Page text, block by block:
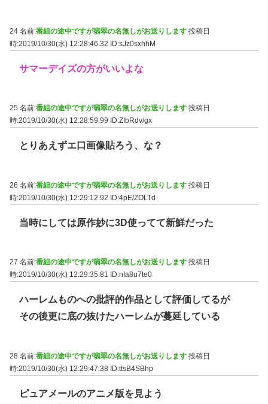
24 名前:番組の途中ですが翡翠の名無しがお送りします 投稿日
時:2019/10/30(水) 12:28:46.32 ID:sJz0sxhhM
サマーデイズの方がいいよな
25 名前:番組の途中ですが翡翠の名無しがお送りします 投稿日
時:2019/10/30(水) 12:28:59.99
ID:ZIbRdv/gx
とりあえずエ口画像貼ろう、な？
26 名前:番組の途中ですが翡翠の名無しがお送りします 投稿日
時:2019/10/30(水) 12:29:12.92 ID:4pE/ZOLTd
当時にしては原作妙に3D使ってて新鮮だった
27 名前:番組の途中ですが翡翠の名無しがお送りします 投稿日
時:2019/10/30(水) 12:29:35.81
ID:nIa8u7te0
ハーレムものへの批評的作品として評価してるが
その後更に底の抜けたハーレムが蔓延している
28 名前:番組の途中ですが翡翠の名無しがお送りします 投稿日
時:2019/10/30(水) 12:29:47.38 ID:ttsB4SBhp
ピュアメールのアニメ版を見よう